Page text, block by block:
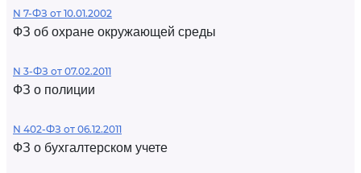
N 7-ФЗ от 10.01.2002
ФЗ об охране окружающей среды
N 3-ФЗ от 07.02.2011
ФЗ о полиции
N 402-ФЗ от 06.12.2011
ФЗ о бухгалтерском учете